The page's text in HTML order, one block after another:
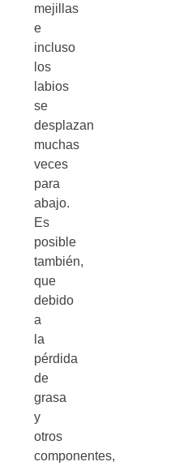
mejillas
e
incluso
los
labios
se
desplazan
muchas
veces
para
abajo.
Es
posible
también,
que
debido
a
la
pérdida
de
grasa
y
otros
componentes,